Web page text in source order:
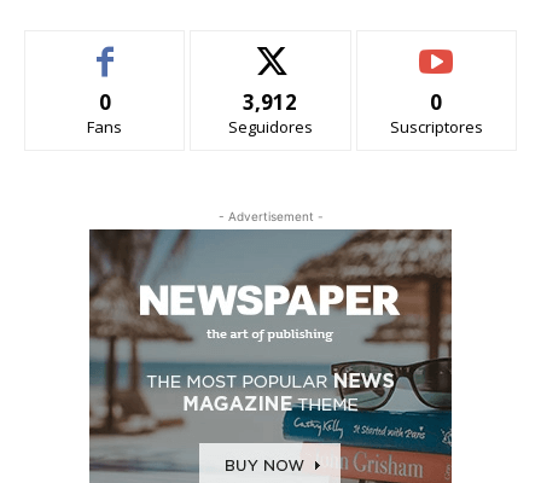
0
Fans
3,912
Seguidores
0
Suscriptores
- Advertisement -